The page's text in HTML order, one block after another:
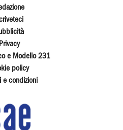
Privacy
e Modello 231
policy
e condizioni